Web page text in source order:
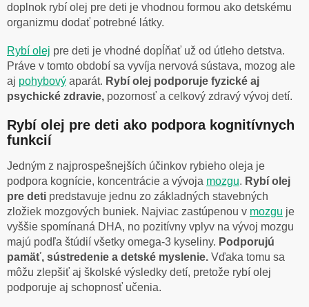
doplnok rybí olej pre deti je vhodnou formou ako detskému
organizmu dodať potrebné látky.
Rybí olej pre deti je vhodné dopĺňať už od útleho detstva.
Práve v tomto období sa vyvíja nervová sústava, mozog ale
aj pohybový aparát. Rybí olej podporuje fyzické aj
psychické zdravie, pozornosť a celkový zdravý vývoj detí.
Rybí olej pre deti ako podpora kognitívnych
funkcií
Jedným z najprospešnejších účinkov rybieho oleja je
podpora kognície, koncentrácie a vývoja mozgu. Rybí olej
pre deti predstavuje jednu zo základných stavebných
zložiek mozgových buniek. Najviac zastúpenou v mozgu je
vyššie spomínaná DHA, no pozitívny vplyv na vývoj mozgu
majú podľa štúdií všetky omega-3 kyseliny. Podporujú
pamäť, sústredenie a detské myslenie. Vďaka tomu sa
môžu zlepšiť aj školské výsledky detí, pretože rybí olej
podporuje aj schopnosť učenia.